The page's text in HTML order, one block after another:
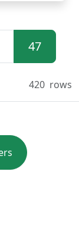
47
420 rows